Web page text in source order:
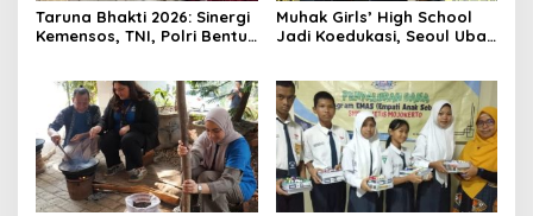
Taruna Bhakti 2026: Sinergi
Kemensos, TNI, Polri Bentuk
Muhak Girls’ High School
Jadi Koedukasi, Seoul Ubah